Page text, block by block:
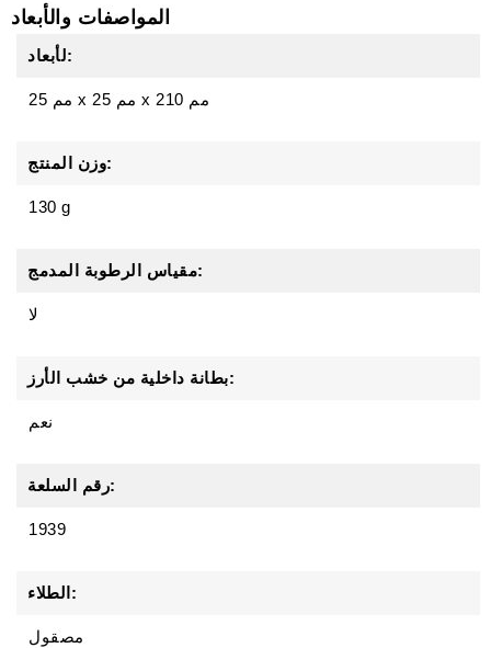
المواصفات والأبعاد
لأبعاد:
25 مم x 25 مم x 210 مم
وزن المنتج:
130 g
مقياس الرطوبة المدمج:
لا
بطانة داخلية من خشب الأرز:
نعم
رقم السلعة:
1939
الطلاء:
مصقول